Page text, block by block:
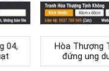
04,
Hòa Thượng
đứng ung